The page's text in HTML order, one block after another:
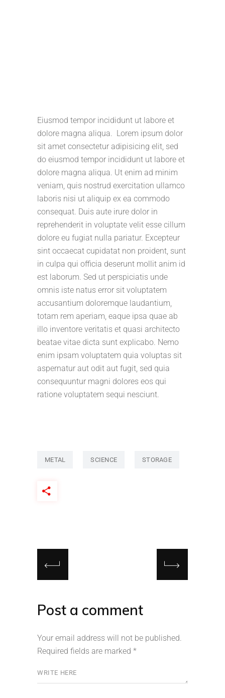
Eiusmod tempor incididunt ut labore et
dolore magna aliqua. Lorem ipsum dolor
sit amet consectetur adipisicing elit, sed
do eiusmod tempor incididunt ut labore et
dolore magna aliqua. Ut enim ad minim
veniam, quis nostrud exercitation ullamco
laboris nisi ut aliquip ex ea commodo
consequat. Duis aute irure dolor in
reprehenderit in voluptate velit esse cillum
dolore eu fugiat nulla pariatur. Excepteur
sint occaecat cupidatat non proident, sunt
in culpa qui officia deserunt mollit anim id
est laborum. Sed ut perspiciatis unde
omnis iste natus error sit voluptatem
accusantium doloremque laudantium,
totam rem aperiam, eaque ipsa quae ab
illo inventore veritatis et quasi architecto
beatae vitae dicta sunt explicabo. Nemo
enim ipsam voluptatem quia voluptas sit
aspernatur aut odit aut fugit, sed quia
consequuntur magni dolores eos qui
ratione voluptatem sequi nesciunt.
METAL SCIENCE STORAGE
Post a comment
Your email address will not be published.
Required fields are marked *